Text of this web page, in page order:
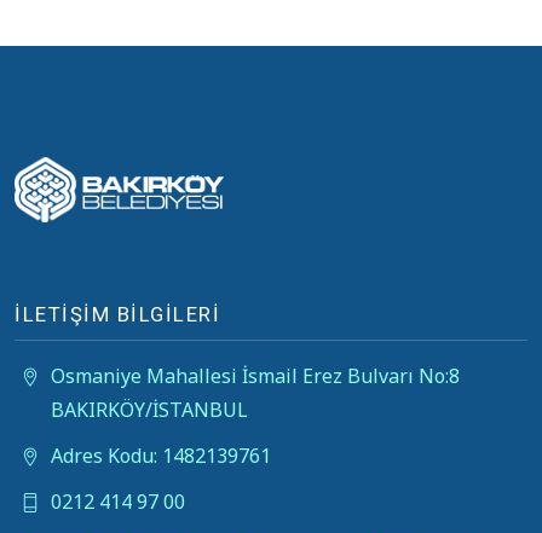
İLETİŞİM BİLGİLERİ
Osmaniye Mahallesi İsmail Erez Bulvarı No:8
BAKIRKÖY/İSTANBUL
Adres Kodu: 1482139761
0212 414 97 00